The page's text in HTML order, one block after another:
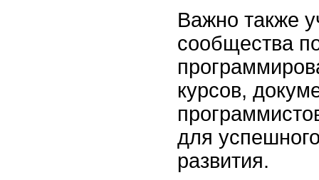
Важно также
сообщества
курсов,
для
развития.